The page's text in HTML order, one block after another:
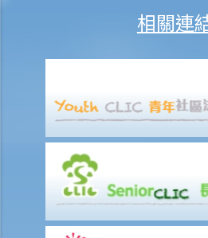
假如我到醫院或診所求診，他們能否拒絕
21. 當我在求職時，僱主可否要求我接受
家庭崗位歧視
1. 某僱主知道解僱一名懷孕僱員可能會違
後才解僱她。這樣做是否仍然違法？
2. 教育機構（如夜校或大學）或提供服務
人，而拒絕為我提供服務或設施？
3. 假如我認為自己受到歧視，可以怎樣做
相關連